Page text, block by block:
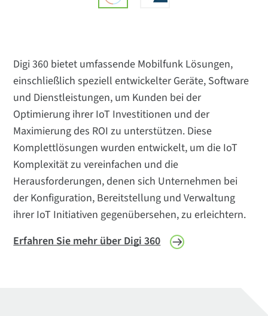
Digi 360 bietet umfassende Mobilfunk Lösungen,
einschließlich speziell entwickelter Geräte, Software
und Dienstleistungen, um Kunden bei der
Optimierung ihrer IoT Investitionen und der
Maximierung des ROI zu unterstützen. Diese
Komplettlösungen wurden entwickelt, um die IoT
Komplexität zu vereinfachen und die
Herausforderungen, denen sich Unternehmen bei
der Konfiguration, Bereitstellung und Verwaltung
ihrer IoT Initiativen gegenübersehen, zu erleichtern.
Erfahren Sie mehr über Digi 360